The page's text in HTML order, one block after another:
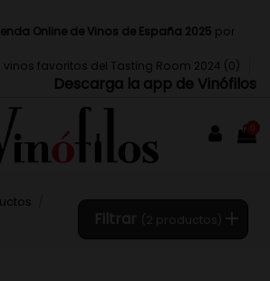
Online de Vinos de España 2025 por
vinos favoritos del Tasting Room 2024 (0 )
Descarga la app de Vinófilos
0